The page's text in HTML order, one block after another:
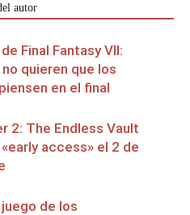
autor
Final Fantasy VII:
quieren que los
en el final
2: The Endless Vault
access» el 2 de
de los